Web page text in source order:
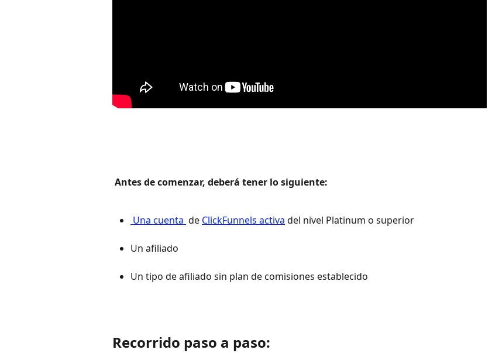
Antes de comenzar, deberá tener lo siguiente:
Una cuenta de ClickFunnels activa del nivel Platinum o superior
Un afiliado
Un tipo de afiliado sin plan de comisiones establecido
Recorrido paso a paso: